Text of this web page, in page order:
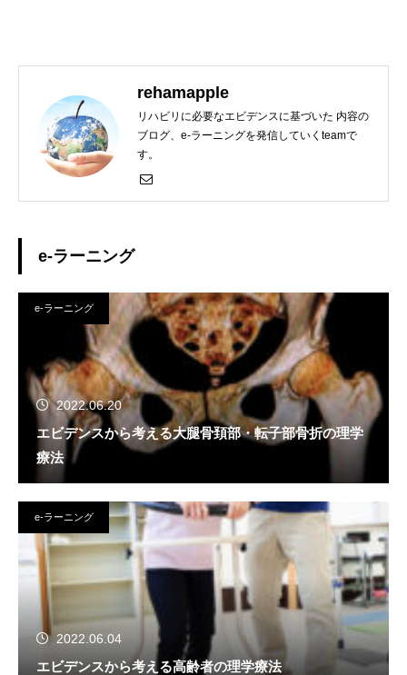
rehamapple
リハビリに必要なエビデンスに基づいた 内容の
ブログ、e-ラーニングを発信していくteamで
す。
e-ラーニング
e-ラーニング
2022.06.20
エビデンスから考える大腿骨頚部・転子部骨折の理学
療法
e-ラーニング
2022.06.04
エビデンスから考える高齢者の理学療法